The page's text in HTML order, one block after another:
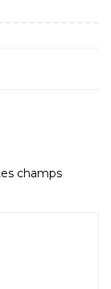
champs